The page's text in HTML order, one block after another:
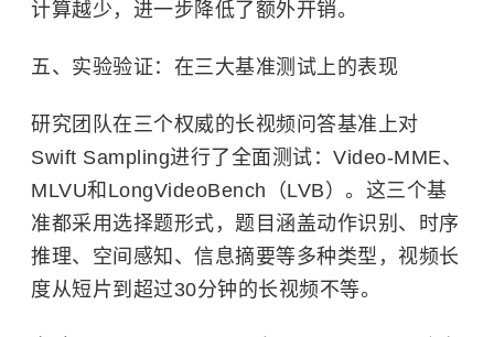
计算越少，进一步降低了额外开销。
五、实验验证：在三大基准测试上的表现
研究团队在三个权威的长视频问答基准上对
Swift Sampling进行了全面测试：Video-MME、
MLVU和LongVideoBench（LVB）。这三个基
准都采用选择题形式，题目涵盖动作识别、时序
推理、空间感知、信息摘要等多种类型，视频长
度从短片到超过30分钟的长视频不等。